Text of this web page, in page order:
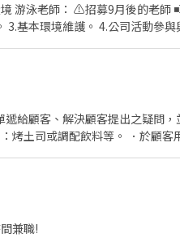
老
維護。 4.公司活動參與與主管交辦事
3. ⬇️ Instagram
給顧客、解決顧客提出之疑問
烤土司或調配飲料等。 ．於顧客
兼職!